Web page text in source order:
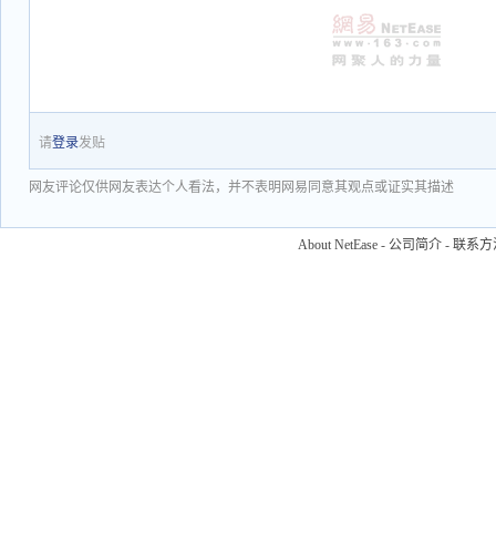
请登录发贴
网友评论仅供网友表达个人看法，并不表明网易同意其观点或证实其描述
About NetEase - 公司简介 - 联系方